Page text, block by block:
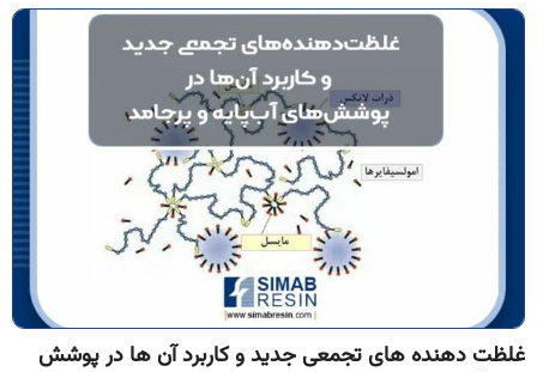
غلظت دهنده های تجمعی جدید و کاربرد آن ها در پوشش